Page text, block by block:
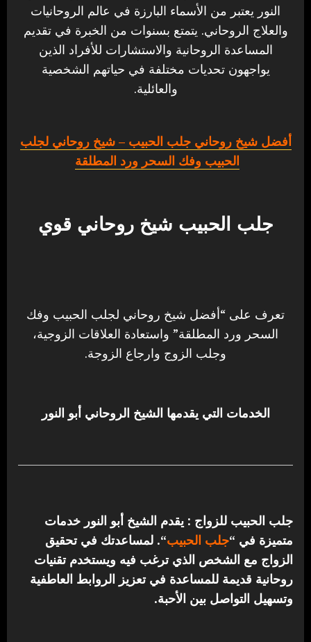
النور يعتبر من الأسماء البارزة في عالم الروحانيات
والعلاج الروحاني. يتمتع بسنوات من الخبرة في تقديم
المساعدة الروحانية والاستشارات للأفراد الذين
يواجهون تحديات مختلفة في حياتهم الشخصية
والعائلية.
أفضل شيخ روحاني جلب الحبيب – شيخ روحاني لجلب
الحبيب وفك السحر ورد المطلقة
جلب الحبيب شيخ روحاني قوي
تعرف على “أفضل شيخ روحاني لجلب الحبيب وفك
السحر ورد المطلقة” واستعادة العلاقات الزوجية،
وجلب الزوج وارجاع الزوجة.
الخدمات التي يقدمها الشيخ الروحاني أبو النور
جلب الحبيب للزواج : يقدم الشيخ أبو النور خدمات
متميزة في “جلب الحبيب“. لمساعدتك في تحقيق
الزواج مع الشخص الذي ترغب فيه ويستخدم تقنيات
روحانية قديمة للمساعدة في تعزيز الروابط العاطفية
وتسهيل التواصل بين الأحبة.